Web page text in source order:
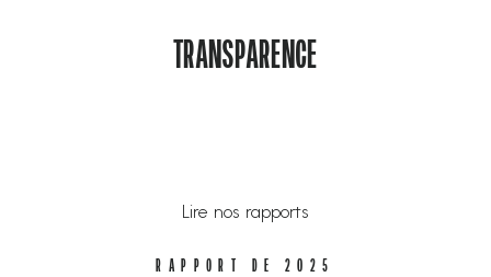
TRANSPARENCE
Lire nos rapports
RAPPORT DE 2025